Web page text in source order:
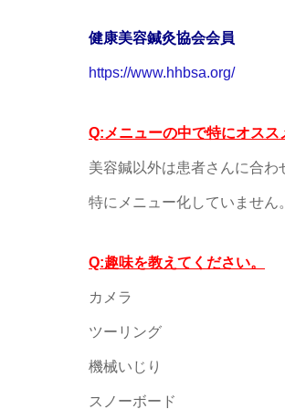
健康美容鍼灸協会会員
https://www.hhbsa.org/
Q:メニューの中で特にオスス
美容鍼以外は患者さんに合わ
特にメニュー化していません。
Q:趣味を教えてください。
カメラ
ツーリング
機械いじり
スノーボード